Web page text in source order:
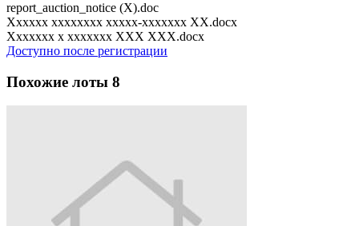
report_auction_notice (X).doc
Xxxxxx xxxxxxxx xxxxx-xxxxxxx XX.docx
Xxxxxxx x xxxxxxx XXX XXX.docx
Доступно после регистрации
Похожие лоты 8